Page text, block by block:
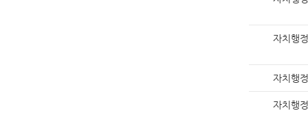
자치행
자치행
자치행